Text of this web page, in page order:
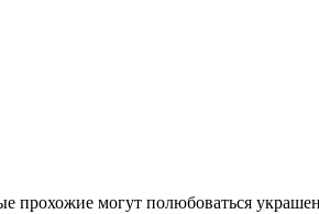
прохожие могут полюбоваться